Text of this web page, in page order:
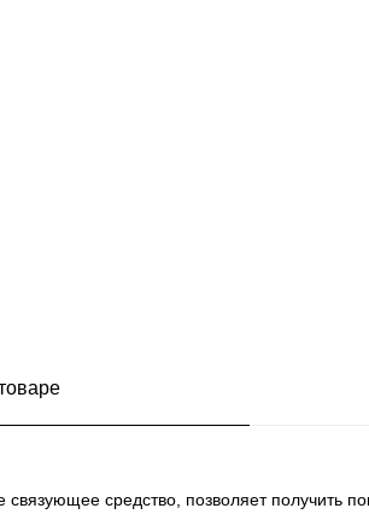
средство, позволяет получить